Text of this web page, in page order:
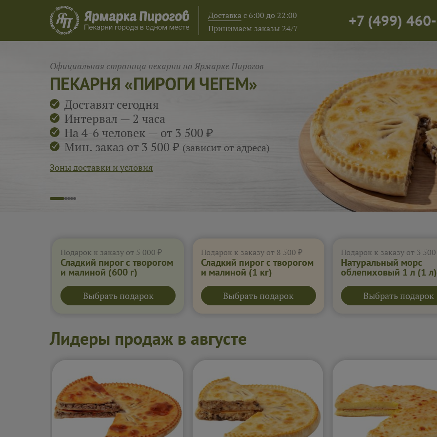
Доставкас 6:00 до 22:00
Принимаем заказы 24/7
+7(499)
ПЕКАРНЯ «ПИРОГИ ЧЕГЕМ»
Официальная страница пекарни на Ярмарке Пирогов
Доставят сегодня
Интервал — 2 часа
На 4-6 человек — от 3 500 ₽
Мин. заказ от 3 500 ₽ (зависит от адреса)
Зоны доставки и условия
Подарок к заказу от 5 000 ₽
Сладкий пирог с творогом
и малиной (600 г)
Выбрать подарок
Подарок к заказу от 8 500 ₽
Сладкий пирог с творогом
и малиной (1 кг)
Выбрать подарок
Подарок к заказу от 3
Натуральный морс
облепиховый 1 л (1 л)
Выбрать подарок
Лидеры продаж в августе